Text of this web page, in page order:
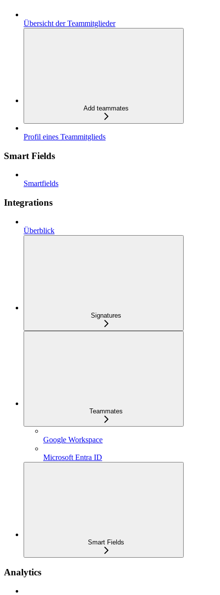
Übersicht der Teammitglieder
Add teammates
Profil eines Teammitglieds
Smart Fields
Smartfields
Integrations
Überblick
Signatures
Teammates
Google Workspace
Microsoft Entra ID
Smart Fields
Analytics